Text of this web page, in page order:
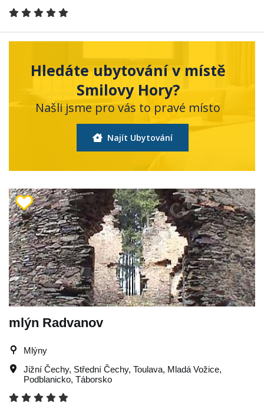
Hledáte ubytování v místě
Smilovy Hory?
Našli jsme pro vás to pravé místo
Najít Ubytování
mlýn Radvanov
Mlýny
Jižní Čechy, Střední Čechy, Toulava, Mladá Vožice,
Podblanicko, Táborsko